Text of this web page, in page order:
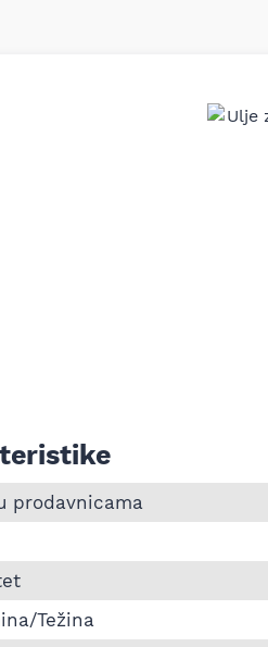
o Ulje za menjač Modrica
prodavnicama
Težina